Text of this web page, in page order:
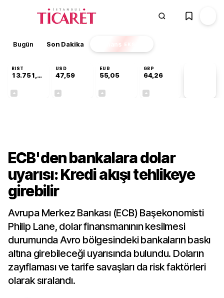
Bugün Son Dakika Finans EKSTRA
BIST
13.751,45
USD
47,59
EUR
55,05
GBP
64,26
ECB'den bankalara dolar
uyarısı: Kredi akışı tehlikeye
girebilir
Avrupa Merkez Bankası (ECB) Başekonomisti
Philip Lane, dolar finansmanının kesilmesi
durumunda Avro bölgesindeki bankaların baskı
altına girebileceği uyarısında bulundu. Doların
zayıflaması ve tarife savaşları da risk faktörleri
olarak sıralandı.